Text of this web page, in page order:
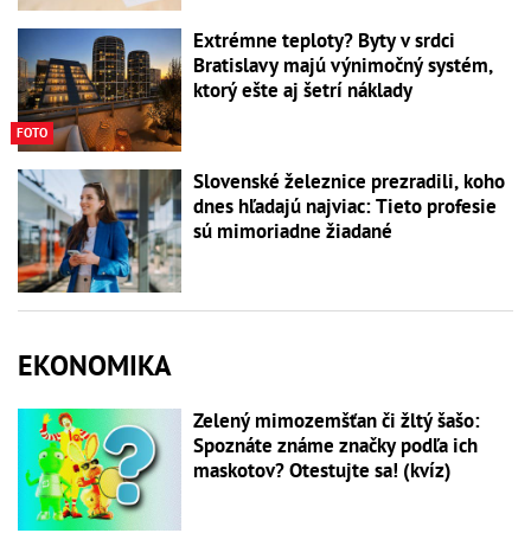
FOTO
Extrémne teploty? Byty v srdci
Bratislavy majú výnimočný systém,
ktorý ešte aj šetrí náklady
Slovenské železnice prezradili, koho
dnes hľadajú najviac: Tieto profesie
sú mimoriadne žiadané
EKONOMIKA
Zelený mimozemšťan či žltý šašo:
Spoznáte známe značky podľa ich
maskotov? Otestujte sa! (kvíz)